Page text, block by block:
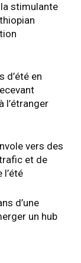
la stimulante
d’été en
l’étranger
vers des
et de
d’une
un hub